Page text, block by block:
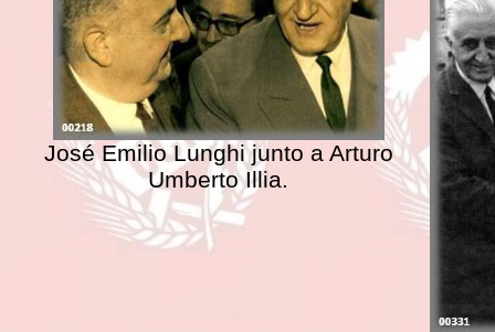
José Emilio Lunghi junto a Arturo
Umberto Illia.